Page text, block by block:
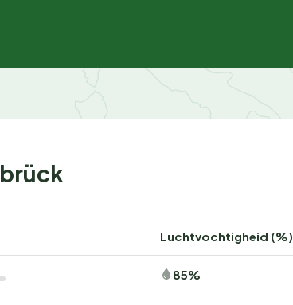
Luchtvochtigheid (%)
85%